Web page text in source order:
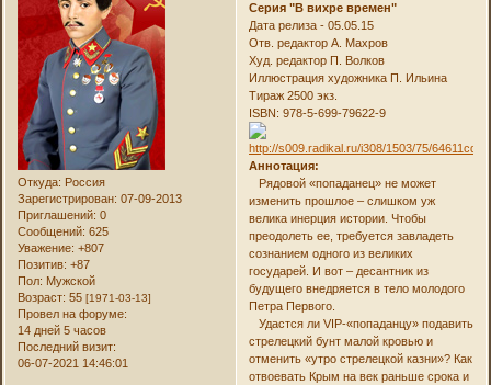
Откуда: Россия
Зарегистрирован: 07-09-2013
Приглашений: 0
Сообщений: 625
Уважение: +807
Позитив: +87
Пол: Мужской
Возраст: 55[1971-03-13]
Провел на форуме:
14 дней 5 часов
Последний визит:
06-07-2021 14:46:01
Серия "В вихре времен"
Дата релиза - 05.05.15
Отв. редактор А. Махров
Худ. редактор П. Волков
Иллюстрация художника П. Ильина
Тираж 2500 экз.
ISBN: 978-5-699-79622-9
Аннотация:
Рядовой «попаданец» не может
изменить прошлое – слишком уж
велика инерция истории. Чтобы
преодолеть ее, требуется завладеть
сознанием одного из великих
государей. И вот – десантник из
будущего внедряется в тело молодого
Петра Первого.
Удастся ли VIP-«попаданцу» подавить
стрелецкий бунт малой кровью и
отменить «утро стрелецкой казни»? Как
отвоевать Крым на век раньше срока и